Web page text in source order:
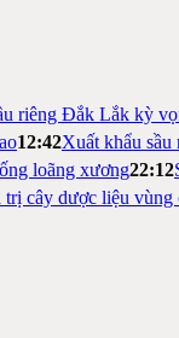
riêng Đắk Lắk kỳ
12:42Xuất khẩu
loãng xương22:12
cây dược liệu vùng